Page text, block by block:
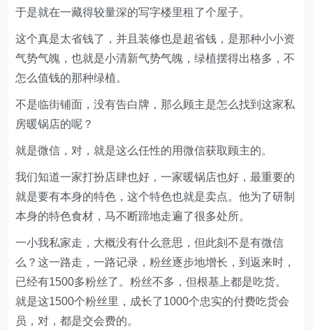
于是就在一藏得较量深的写字楼里租了个屋子。
这个真是太省钱了，并且装修也是超省钱，是那种小小资
气势气魄，也就是小清新气势气魄，绿植摆得出格多，不
怎么值钱的那种绿植。
不是临街铺面，没有告白牌，那么顾主是怎么找到这家私
房暖锅店的呢？
就是微信，对，就是这么任性的用微信获取顾主的。
我们知道一家打扮店肆也好，一家暖锅店也好，最重要的
就是要有本身的特色，这个特色也就是卖点。他为了研制
本身的特色食材，马不断蹄地走遍了很多处所。
一小我私家走，大概没有什么意思，但此刻不是有微信
么？这一路走，一路记录，粉丝逐步地增长，到返来时，
已经有1500多粉丝了。粉丝不多，但根基上都是吃货。
就是这1500个粉丝里，成长了1000个忠实的付费吃货会
员，对，都是交会费的。